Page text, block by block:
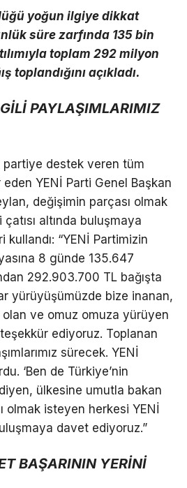
yoğun ilgiye dikkat
süre zarfında 135 bin
toplam 292 milyon
toplandığını açıkladı.
PAYLAŞIMLARIMIZ
destek veren tüm
YENİ Parti Genel Başkan
değişimin parçası olmak
altında buluşmaya
kullandı: “YENİ Partimizin
8 günde 135.647
292.903.700 TL bağışta
yürüyüşümüzde bize inanan,
ve omuz omuza yürüyen
ediyoruz. Toplanan
sürecek. YENİ
‘Ben de Türkiye’nin
ülkesine umutla bakan
olmak isteyen herkesi YENİ
davet ediyoruz.”
BAŞARININ YERİNİ